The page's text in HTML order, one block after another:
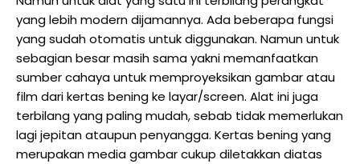
yang lebih modern dijamannya. Ada beberapa fungsi
yang sudah otomatis untuk diggunakan. Namun untuk
sebagian besar masih sama yakni memanfaatkan
sumber cahaya untuk memproyeksikan gambar atau
film dari kertas bening ke layar/screen. Alat ini juga
terbilang yang paling mudah, sebab tidak memerlukan
lagi jepitan ataupun penyangga. Kertas bening yang
merupakan media gambar cukup diletakkan diatas